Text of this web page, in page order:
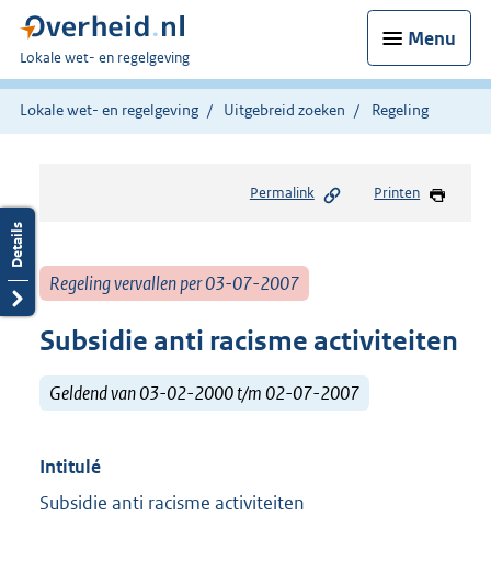
Menu
U
bent
hier:
Lokale wet- en regelgeving
Lokale wet- en regelgeving Uitgebreid zoeken Regeling
Permalink Printen
Regeling vervallen per 03-07-2007
Subsidie anti racisme activiteiten
Geldend van 03-02-2000 t/m 02-07-2007
Intitulé
Subsidie anti racisme activiteiten